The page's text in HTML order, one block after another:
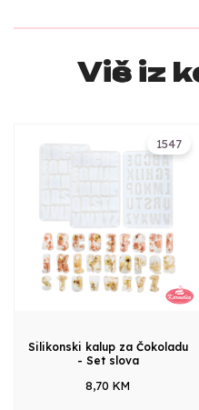
Više iz
1547
Silikonski kalup za Čokoladu
- Set slova
8,70 KM